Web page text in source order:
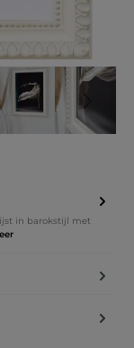
in barokstijl met